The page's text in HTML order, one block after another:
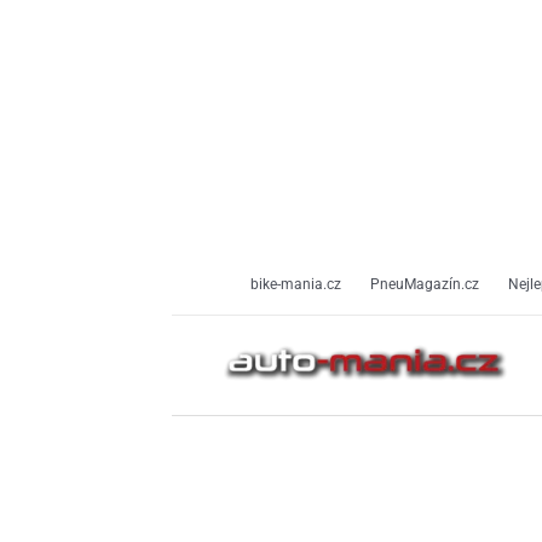
bike-mania.cz PneuMagazín.cz